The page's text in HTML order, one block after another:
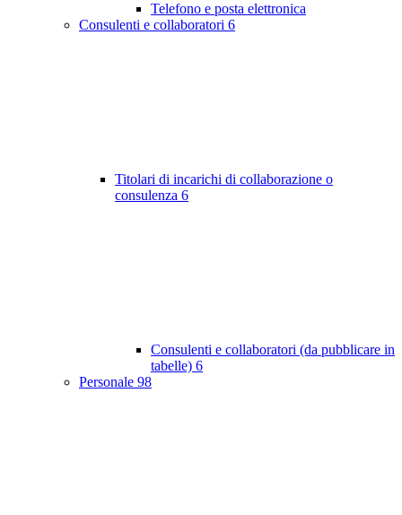
Telefono e posta elettronica
Consulenti e collaboratori 6
Titolari di incarichi di collaborazione o
consulenza 6
Consulenti e collaboratori (da pubblicare in
tabelle) 6
Personale 98